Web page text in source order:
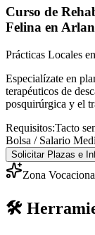
Curso de
Felina en
Prácticas Locales
Especialízate en
terapéuticos de
posquirúrgica y el
Requisitos:Tacto
Bolsa / Salario
Solicitar Plazas e
Zona
🛠️